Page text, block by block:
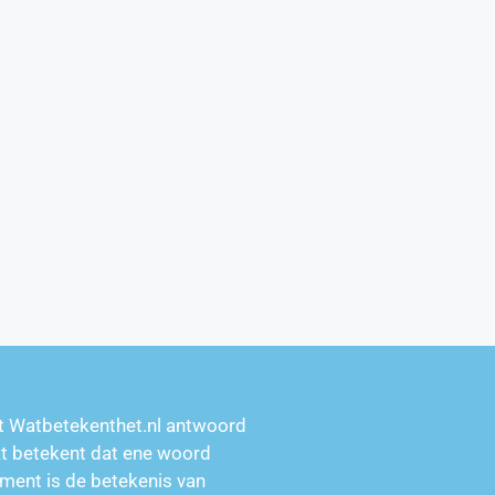
Watbetekenthet.nl antwoord
betekent dat ene woord
is de betekenis van